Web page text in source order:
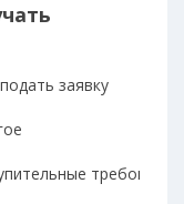
заявку
требования